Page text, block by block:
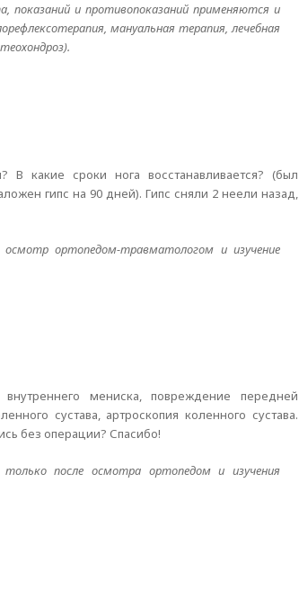
показаний и противопоказаний применяются и
мануальная терапия, лечебная
какие сроки нога восстанавливается? (был
гипс на 90 дней). Гипс сняли 2 неели назад,
ортопедом-травматологом и изучение
мениска, повреждение передней
сустава, артроскопия коленного сустава.
без операции? Спасибо!
после осмотра ортопедом и изучения